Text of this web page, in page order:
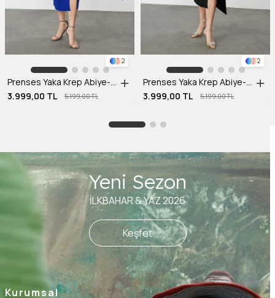
2
Prenses Yaka Krep Abiye-SAX
3.999,00 TL
5.199,00 TL
2
Prenses Yaka Krep Abiye-SİYAH
3.999,00 TL
5.199,00 TL
Kurumsal
Yeni Sezon
İLKBAHAR & YAZ 2026
Keşfet